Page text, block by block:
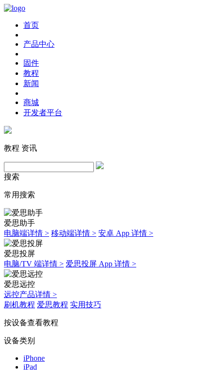
首页
产品中心
固件
教程
新闻
商城
开发者平台
教程 资讯
搜索
常用搜索
爱思助手
电脑端详情 > 移动端详情 > 安卓 App 详情 >
爱思投屏
电脑/TV 端详情 > 爱思投屏 App 详情 >
爱思远控
远控产品详情 >
刷机教程 爱思教程 实用技巧
按设备查看教程
设备类别
iPhone
iPad